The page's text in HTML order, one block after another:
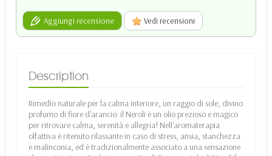
Aggiungi recensione Vedi recensioni
Description
Rimedio naturale per la calma interiore, un raggio di sole, divino
profumo di fiore d'arancio: il Neroli è un olio prezioso e magico
per ritrovare calma, serenità e allegria! Nell'aromaterapia
olfattiva è ritenuto rilassante in caso di stress, ansia, stanchezza
e malinconia, ed è tradizionalmente associato a una sensazione